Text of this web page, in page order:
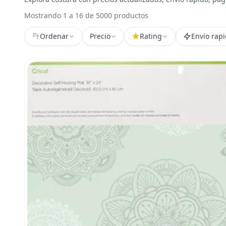
Mostrando 1 a 16 de 5000 productos
Ordenar Precio Rating Envio